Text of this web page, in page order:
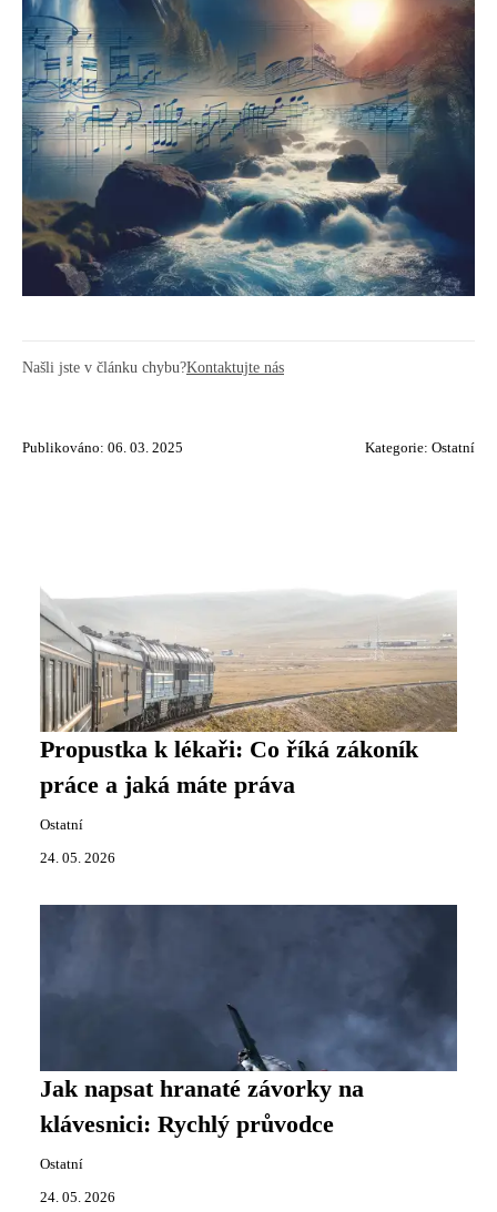
Našli jste v článku chybu?Kontaktujte nás
Publikováno: 06. 03. 2025 Kategorie: Ostatní
Propustka k lékaři: Co říká zákoník
práce a jaká máte práva
Ostatní
24. 05. 2026
Jak napsat hranaté závorky na
klávesnici: Rychlý průvodce
Ostatní
24. 05. 2026